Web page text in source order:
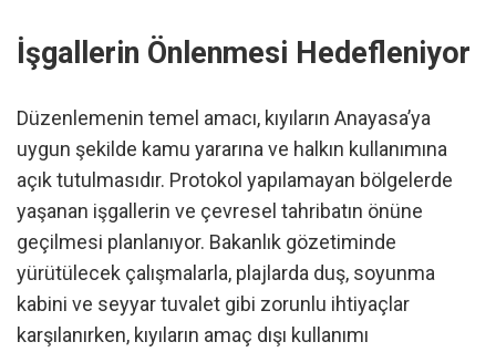
İşgallerin Önlenmesi Hedefleniyor
Düzenlemenin temel amacı, kıyıların Anayasa’ya
uygun şekilde kamu yararına ve halkın kullanımına
açık tutulmasıdır. Protokol yapılamayan bölgelerde
yaşanan işgallerin ve çevresel tahribatın önüne
geçilmesi planlanıyor. Bakanlık gözetiminde
yürütülecek çalışmalarla, plajlarda duş, soyunma
kabini ve seyyar tuvalet gibi zorunlu ihtiyaçlar
karşılanırken, kıyıların amaç dışı kullanımı